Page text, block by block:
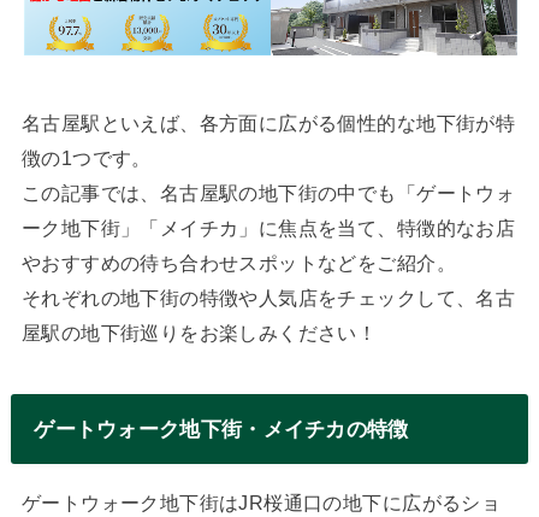
名古屋駅といえば、各方面に広がる個性的な地下街が特
徴の1つです。
この記事では、名古屋駅の地下街の中でも「ゲートウォ
ーク地下街」「メイチカ」に焦点を当て、特徴的なお店
やおすすめの待ち合わせスポットなどをご紹介。
それぞれの地下街の特徴や人気店をチェックして、名古
屋駅の地下街巡りをお楽しみください！
ゲートウォーク地下街・メイチカの特徴
ゲートウォーク地下街はJR桜通口の地下に広がるショ